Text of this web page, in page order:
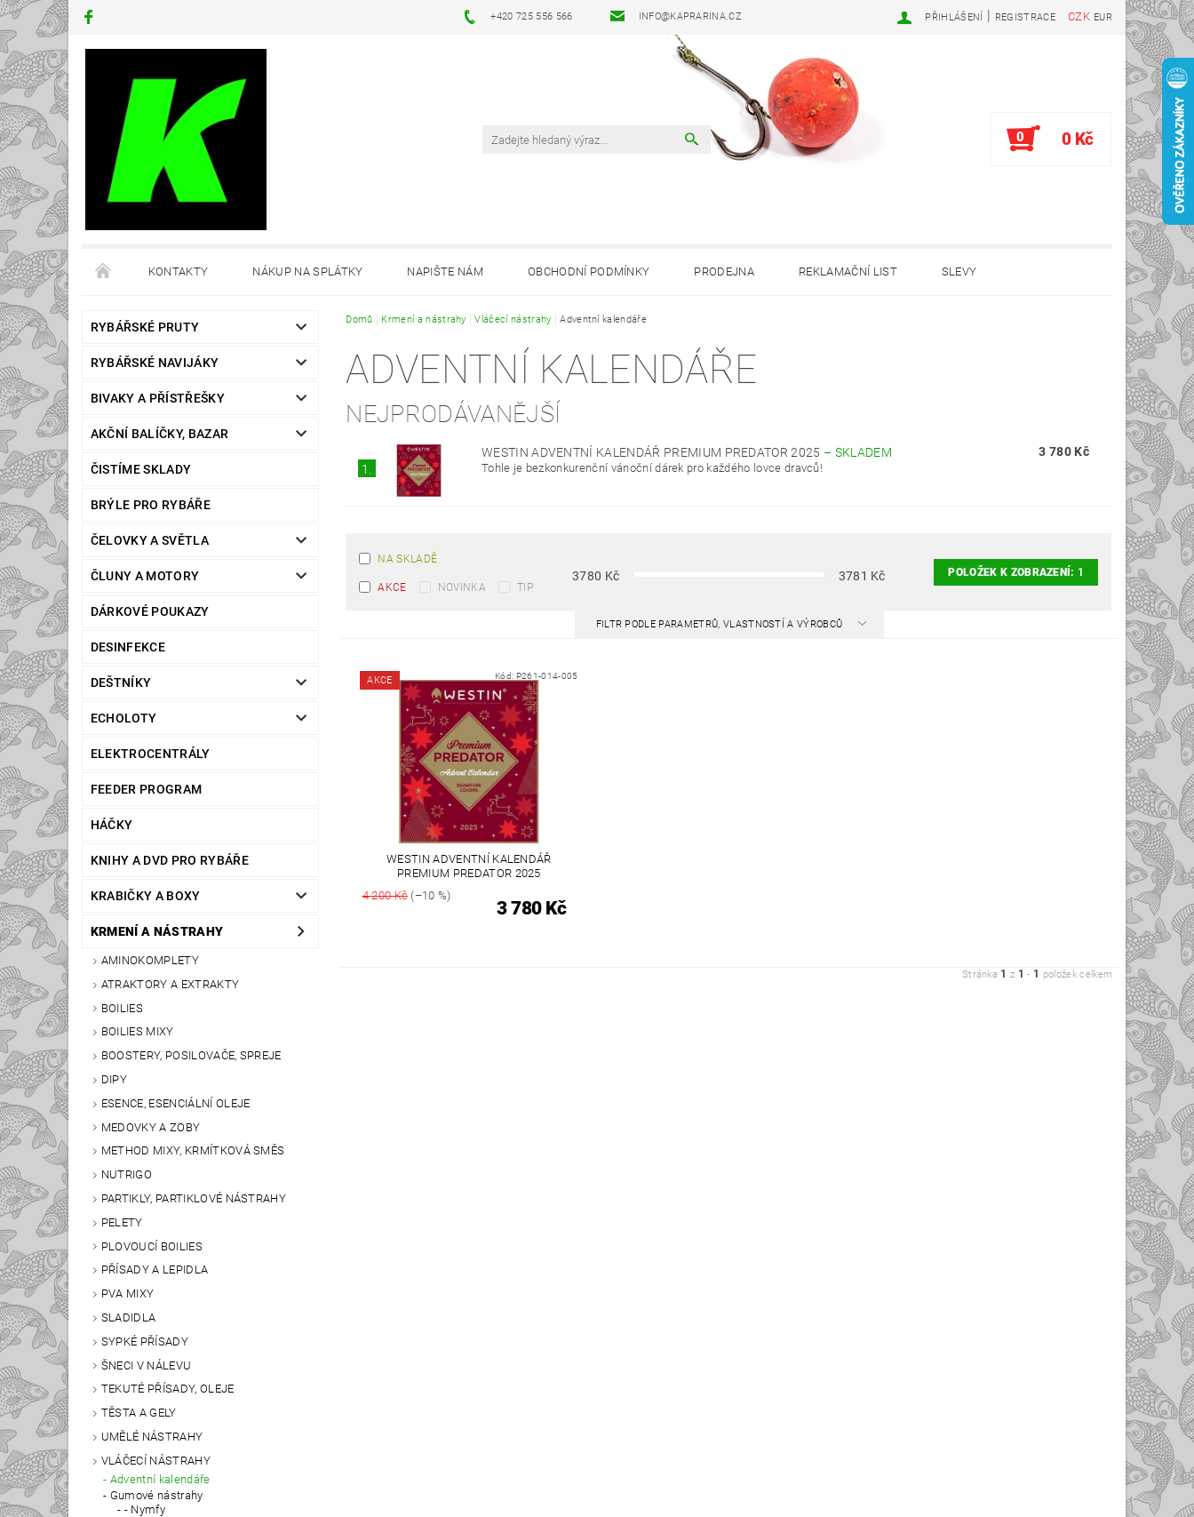
+420 725 556 566 INFO@KAPRARINA.CZ CZK EUR
PŘIHLÁŠENÍ | REGISTRACE
0 0 Kč
KONTAKTY NÁKUP NA SPLÁTKY NAPIŠTE NÁM OBCHODNÍ PODMÍNKY PRODEJNA REKLAMAČNÍ LIST SLEVY
RYBÁŘSKÉ PRUTY
RYBÁŘSKÉ NAVIJÁKY
BIVAKY A PŘÍSTŘEŠKY
AKČNÍ BALÍČKY, BAZAR
ČISTÍME SKLADY
BRÝLE PRO RYBÁŘE
ČELOVKY A SVĚTLA
ČLUNY A MOTORY
DÁRKOVÉ POUKAZY
DESINFEKCE
DEŠTNÍKY
ECHOLOTY
ELEKTROCENTRÁLY
FEEDER PROGRAM
HÁČKY
KNIHY A DVD PRO RYBÁŘE
KRABIČKY A BOXY
KRMENÍ A NÁSTRAHY
AMINOKOMPLETY
ATRAKTORY A EXTRAKTY
BOILIES
BOILIES MIXY
BOOSTERY, POSILOVAČE, SPREJE
DIPY
ESENCE, ESENCIÁLNÍ OLEJE
MEDOVKY A ZOBY
METHOD MIXY, KRMÍTKOVÁ SMĚS
NUTRIGO
PARTIKLY, PARTIKLOVÉ NÁSTRAHY
PELETY
PLOVOUCÍ BOILIES
PŘÍSADY A LEPIDLA
PVA MIXY
SLADIDLA
SYPKÉ PŘÍSADY
ŠNECI V NÁLEVU
TEKUTÉ PŘÍSADY, OLEJE
TĚSTA A GELY
UMĚLÉ NÁSTRAHY
VLÁČECÍ NÁSTRAHY
Adventní kalendáře
Gumové nástrahy
- Nymfy
Domů Krmení a nástrahy Vláčecí nástrahy Adventní kalendáře
ADVENTNÍ KALENDÁŘE
NEJPRODÁVANĚJŠÍ
1.
WESTIN ADVENTNÍ KALENDÁŘ PREMIUM PREDATOR 2025 – SKLADEM
Tohle je bezkonkurenční vánoční dárek pro každého lovce dravců!
3 780 Kč
NA SKLADĚ
AKCE NOVINKA TIP
3780 Kč 3781 Kč POLOŽEK K ZOBRAZENÍ: 1
FILTR PODLE PARAMETRŮ, VLASTNOSTÍ A VÝROBCŮ
AKCE Kód: P261-014-005
WESTIN ADVENTNÍ KALENDÁŘ
PREMIUM PREDATOR 2025
4 200 Kč(–10 %)
3 780 Kč
Stránka 1 z 1 - 1 položek celkem